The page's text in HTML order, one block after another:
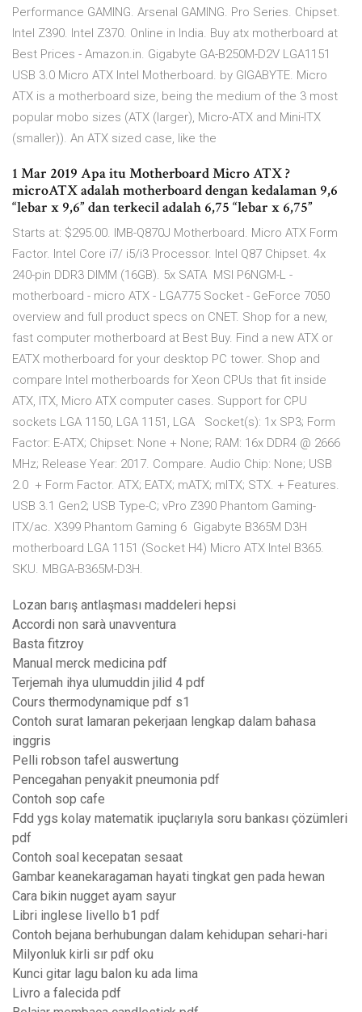
Performance GAMING. Arsenal GAMING. Pro Series. Chipset.
Intel Z390. Intel Z370. Online in India. Buy atx motherboard at
Best Prices - Amazon.in. Gigabyte GA-B250M-D2V LGA1151
USB 3.0 Micro ATX Intel Motherboard. by GIGABYTE. Micro
ATX is a motherboard size, being the medium of the 3 most
popular mobo sizes (ATX (larger), Micro-ATX and Mini-ITX
(smaller)). An ATX sized case, like the
1 Mar 2019 Apa itu Motherboard Micro ATX ?
microATX adalah motherboard dengan kedalaman 9,6
“lebar x 9,6” dan terkecil adalah 6,75 “lebar x 6,75”
Starts at: $295.00. IMB-Q870J Motherboard. Micro ATX Form
Factor. Intel Core i7/ i5/i3 Processor. Intel Q87 Chipset. 4x
240-pin DDR3 DIMM (16GB). 5x SATA MSI P6NGM-L -
motherboard - micro ATX - LGA775 Socket - GeForce 7050
overview and full product specs on CNET. Shop for a new,
fast computer motherboard at Best Buy. Find a new ATX or
EATX motherboard for your desktop PC tower. Shop and
compare Intel motherboards for Xeon CPUs that fit inside
ATX, ITX, Micro ATX computer cases. Support for CPU
sockets LGA 1150, LGA 1151, LGA Socket(s): 1x SP3; Form
Factor: E-ATX; Chipset: None + None; RAM: 16x DDR4 @ 2666
MHz; Release Year: 2017. Compare. Audio Chip: None; USB
2.0 + Form Factor. ATX; EATX; mATX; mITX; STX. + Features.
USB 3.1 Gen2; USB Type-C; vPro Z390 Phantom Gaming-
ITX/ac. X399 Phantom Gaming 6 Gigabyte B365M D3H
motherboard LGA 1151 (Socket H4) Micro ATX Intel B365.
SKU. MBGA-B365M-D3H.
Lozan barış antlaşması maddeleri hepsi
Accordi non sarà unavventura
Basta fitzroy
Manual merck medicina pdf
Terjemah ihya ulumuddin jilid 4 pdf
Cours thermodynamique pdf s1
Contoh surat lamaran pekerjaan lengkap dalam bahasa
inggris
Pelli robson tafel auswertung
Pencegahan penyakit pneumonia pdf
Contoh sop cafe
Fdd ygs kolay matematik ipuçlarıyla soru bankası çözümleri
pdf
Contoh soal kecepatan sesaat
Gambar keanekaragaman hayati tingkat gen pada hewan
Cara bikin nugget ayam sayur
Libri inglese livello b1 pdf
Contoh bejana berhubungan dalam kehidupan sehari-hari
Milyonluk kirli sır pdf oku
Kunci gitar lagu balon ku ada lima
Livro a falecida pdf